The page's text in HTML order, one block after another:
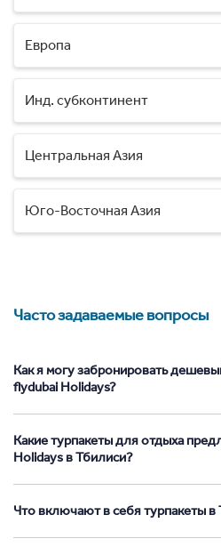
Европа
Инд. субконтинент
Центральная Азия
Юго-Восточная Азия
Часто задаваемые вопросы
Как я могу забронировать
flydubai Holidays?
Какие турпакеты для отдыха
Holidays в Тбилиси?
Что включают в себя турпакеты в